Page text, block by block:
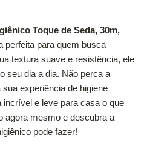
Toque de Seda, 30m,
perfeita para quem busca
textura suave e resistência, ele
seu dia a dia. Não perca a
experiência de higiene
e leve para casa o que
agora mesmo e descubra a
pode fazer!